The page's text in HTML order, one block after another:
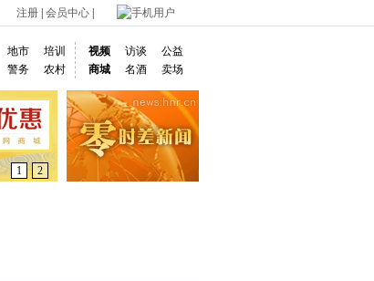
注册 会员中心 手机用户
地市
培训
警务 农村
视频 访谈
公益
商城
名酒 卖场
1 2